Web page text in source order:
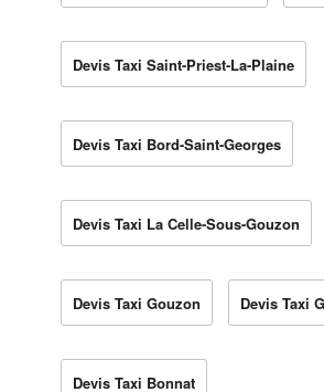
Devis Taxi Saint-Priest-La-Plaine
Devis Taxi Bord-Saint-Georges
Devis Taxi La Celle-Sous-Gouzon
Devis Taxi Gouzon Devis Taxi
Devis Taxi Bonnat